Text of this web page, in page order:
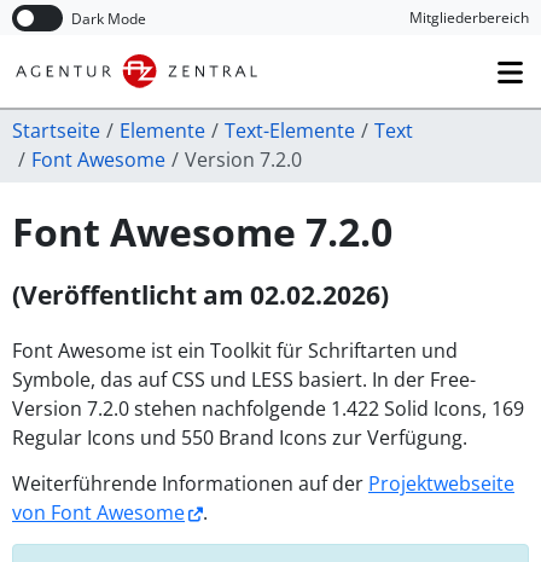
Dark Mode
Navigation überspringenMitglieder­bereich
Startseite Elemente Text-Elemente
Text
Font Awesome
Version 7.2.0
Font Awesome 7.2.0
(Veröffentlicht am 02.02.2026)
Font Awesome ist ein Toolkit für Schriftarten und
Symbole, das auf CSS und LESS basiert. In der Free-
Version 7.2.0 stehen nachfolgende 1.422 Solid Icons, 169
Regular Icons und 550 Brand Icons zur Verfügung.
Weiterführende Informationen auf der Projektwebseite
von Font Awesome
.